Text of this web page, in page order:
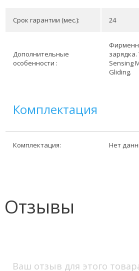
Срок гарантии (мес.): 24
Дополнительные
особенности :
зарядка.
Sensing
Gliding.
Комплектация
Комплектация: Нет
Отзывы
Ваш отзыв для этого